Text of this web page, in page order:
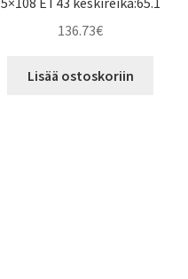
136.73€
Lisää ostoskoriin